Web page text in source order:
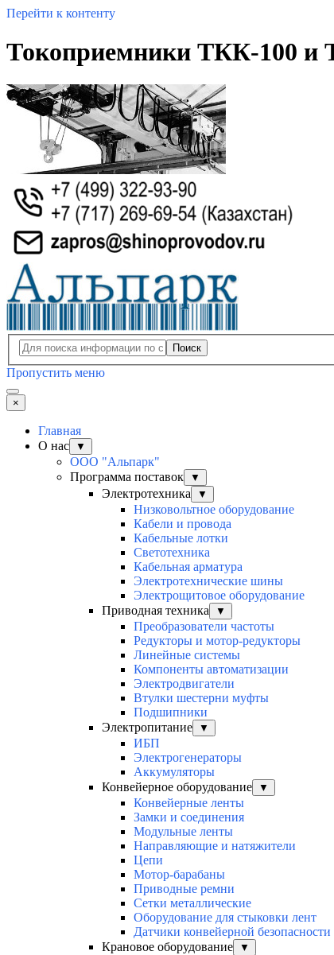
Перейти к контенту
Токоприемники ТКК-100 и
Поиск
Пропустить меню
×
Главная
О нас
▼
ООО "Альпарк"
Программа поставок
▼
Электротехника ▼
Низковольтное оборудование
Кабели и провода
Кабельные лотки
Светотехника
Кабельная арматура
Электротехнические шины
Электрощитовое оборудование
Приводная техника
▼
Преобразователи частоты
Редукторы и мотор-редукторы
Линейные системы
Компоненты автоматизации
Электродвигатели
Втулки шестерни муфты
Подшипники
Электропитание
▼
ИБП
Электрогенераторы
Аккумуляторы
Конвейерное оборудование
▼
Конвейерные ленты
Замки и соединения
Модульные ленты
Направляющие и натяжители
Цепи
Мотор-барабаны
Приводные ремни
Сетки металлические
Оборудование для стыковки лент
Датчики конвейерной безопасности
Крановое оборудование
▼